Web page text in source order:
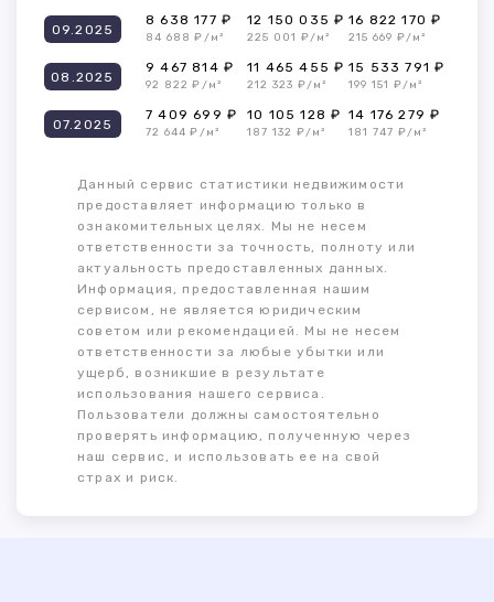
09.2025
8 638 177 ₽
84 688 ₽/м²
12 150 035 ₽
225 001 ₽/м²
16 822 170 ₽
215 669 ₽/м²
08.2025
9 467 814 ₽
92 822 ₽/м²
11 465 455 ₽
212 323 ₽/м²
15 533 791 ₽
199 151 ₽/м²
07.2025
7 409 699 ₽
72 644 ₽/м²
10 105 128 ₽
187 132 ₽/м²
14 176 279 ₽
181 747 ₽/м²
Данный сервис статистики недвижимости
предоставляет информацию только в
ознакомительных целях. Мы не несем
ответственности за точность, полноту или
актуальность предоставленных данных.
Информация, предоставленная нашим
сервисом, не является юридическим
советом или рекомендацией. Мы не несем
ответственности за любые убытки или
ущерб, возникшие в результате
использования нашего сервиса.
Пользователи должны самостоятельно
проверять информацию, полученную через
наш сервис, и использовать ее на свой
страх и риск.